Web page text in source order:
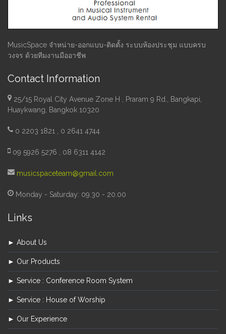
MusicSpace จำหน่าย-ออกแบบ-ติดตั้ง ระบบห้องประชุม แบบครบ
วงจร ด้วยทีมงานมืออาชีพ
Contact Information
25/15 Royal City Avenue Zone H , Praram 9 Rd., Bangkapi,
Huaykwang, Bangkok 10320
0 2203 1821 , 0 2641 4744
09 5926 5276 , 08 6311 4142
musicspaceteam@gmail.com
Monday - Saturday: 09.30 - 20.00
Links
► About Us
► Our Products
► Service : Conference Room System
► Service : House of Worship
► Our Experience